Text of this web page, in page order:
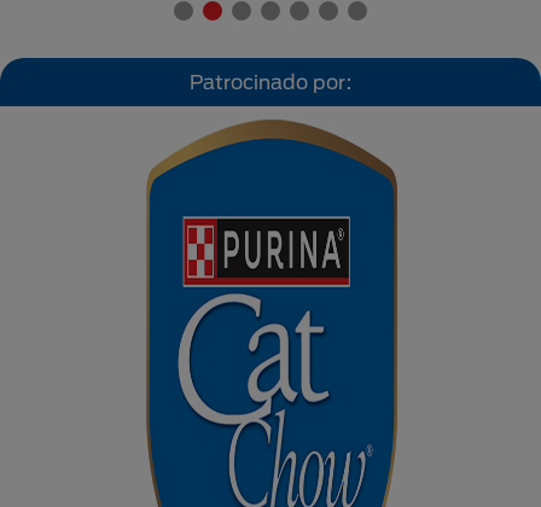
Patrocinado por: